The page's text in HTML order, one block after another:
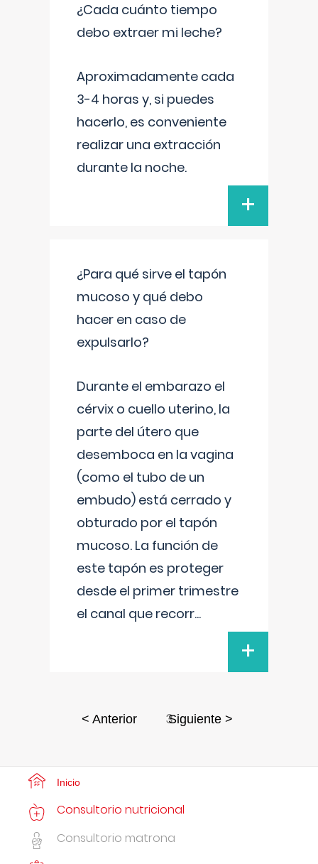
¿Cada cuánto tiempo
debo extraer mi leche?
Aproximadamente cada
3-4 horas y, si puedes
hacerlo, es conveniente
realizar una extracción
durante la noche.
+
¿Para qué sirve el tapón
mucoso y qué debo
hacer en caso de
expulsarlo?
Durante el embarazo el
cérvix o cuello uterino, la
parte del útero que
desemboca en la vagina
(como el tubo de un
embudo) está cerrado y
obturado por el tapón
mucoso. La función de
este tapón es proteger
desde el primer trimestre
el canal que recorr...
+
< Anterior 3Siguiente >
Inicio
Consultorio nutricional
Consultorio matrona